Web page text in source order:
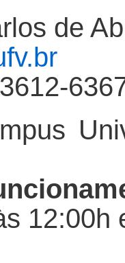
de
12:00h